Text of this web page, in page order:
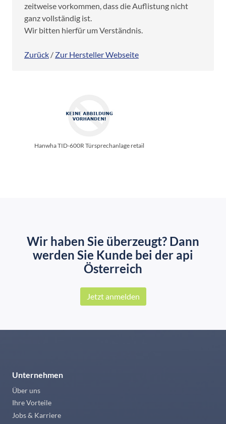
zeitweise vorkommen, dass die Auflistung nicht
ganz vollständig ist.
Wir bitten hierfür um Verständnis.
Zurück / Zur Hersteller Webseite
Hanwha TID-600R Türsprechanlage retail
Wir haben Sie überzeugt? Dann
werden Sie Kunde bei der api
Österreich
Jetzt anmelden
Unternehmen
Über uns
Ihre Vorteile
Jobs & Karriere